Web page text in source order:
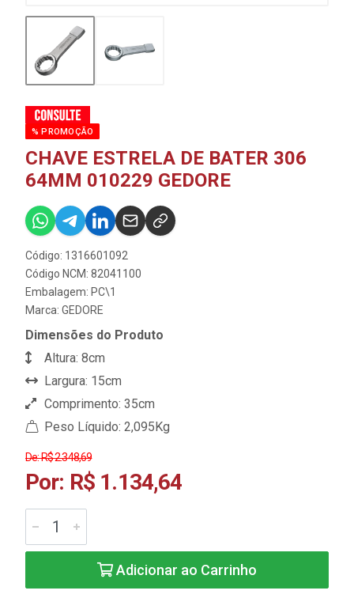
% PROMOÇÃO
CHAVE ESTRELA DE BATER 306
64MM 010229 GEDORE
Código: 1316601092
Código NCM: 82041100
Embalagem: PC\1
Marca: GEDORE
Dimensões do Produto
Altura: 8cm
Largura: 15cm
Comprimento: 35cm
Peso Líquido: 2,095Kg
De: R$ 2.348,69
Por: R$ 1.134,64
Adicionar ao Carrinho